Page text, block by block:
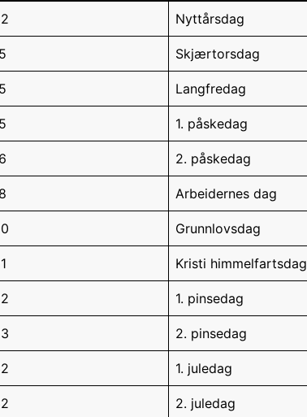
Nyttårsdag
Skjærtorsdag
Langfredag
1. påskedag
2. påskedag
Arbeidernes dag
Grunnlovsdag
Kristi himmelfartsdag
1. pinsedag
2. pinsedag
1. juledag
2. juledag